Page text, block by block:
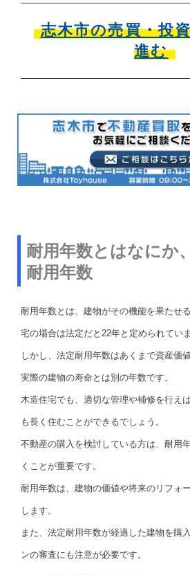
志木市の売買・投
進む
耐用年数とはなにか
耐用年数
耐用年数とは、建物がその機能を果たせ
宅の場合は法定だと22年と定められていま
しかし、法定耐用年数はあくまで資産価
実際の建物の寿命とは別の年数です。
木造住宅でも、適切な管理や補修を行え
も長く住むことができるでしょう。
不動産の購入を検討している方は、耐用
くことが重要です。
耐用年数は、建物の価値や将来のリフォ
します。
また、法定耐用年数が経過した建物を購
ンの審査にも注意が必要です。